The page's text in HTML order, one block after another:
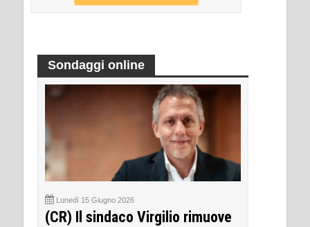
Sondaggi online
Lunedì 15 Giugno 2026
(CR) Il sindaco Virgilio rimuove